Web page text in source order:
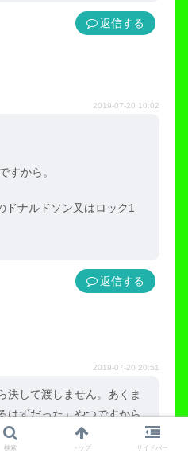
返信
2019-07-20 10:02
すから。
ドナルドソン又はロック1
返信
2019-07-20 20:51
決して渡しません。あくま
はずだった」やつですから
検索 トップ サイドバー